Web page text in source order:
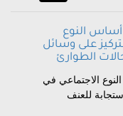
أساس النوع
على وسائل
الطوارئ
الاجتماعي في
للعنف